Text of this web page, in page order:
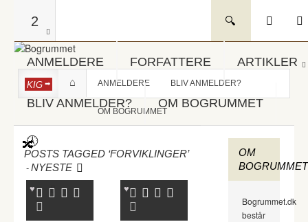
2
ANMELDERE FORFATTERE ARTIKLER
BLIV ANMELDER? OM BOGRUMMET
KIG ANMELDERE BLIV ANMELDER?
OM BOGRUMMET
POSTS TAGGED ‘FORVIKLINGER’
-NYESTE
OM
BOGRUMMET
Bogrummet.dk
består